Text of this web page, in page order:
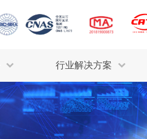
行业解决方案
检测服务
污水检测
行业解决